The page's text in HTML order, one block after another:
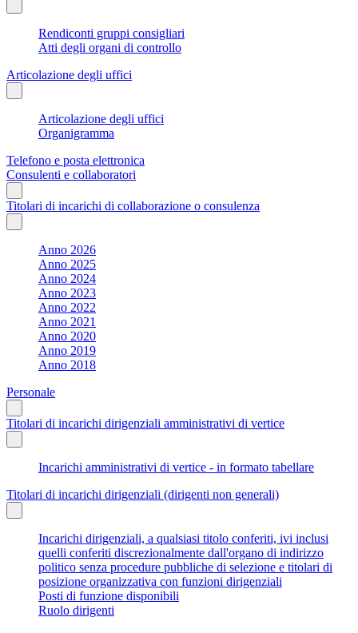
Rendiconti gruppi consigliari
Atti degli organi di controllo
Articolazione degli uffici
Articolazione degli uffici
Organigramma
Telefono e posta elettronica
Consulenti e collaboratori
Titolari di incarichi di collaborazione o consulenza
Anno 2026
Anno 2025
Anno 2024
Anno 2023
Anno 2022
Anno 2021
Anno 2020
Anno 2019
Anno 2018
Personale
Titolari di incarichi dirigenziali amministrativi di vertice
Incarichi amministrativi di vertice - in formato tabellare
Titolari di incarichi dirigenziali (dirigenti non generali)
Incarichi dirigenziali, a qualsiasi titolo conferiti, ivi inclusi
quelli conferiti discrezionalmente dall'organo di indirizzo
politico senza procedure pubbliche di selezione e titolari di
posizione organizzativa con funzioni dirigenziali
Posti di funzione disponibili
Ruolo dirigenti